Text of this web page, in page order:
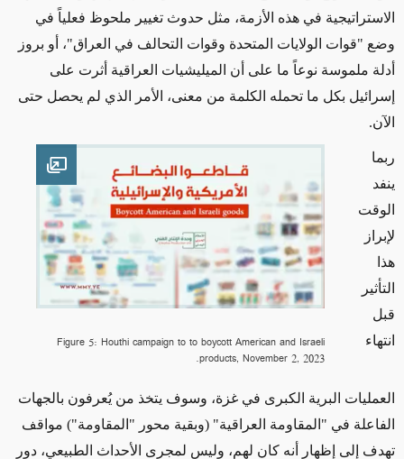
الاستراتيجية في هذه الأزمة، مثل حدوث تغيير ملحوظ فعلياً في
وضع "قوات الولايات المتحدة وقوات التحالف في العراق"، أو بروز
أدلة ملموسة نوعاً ما على أن الميليشيات العراقية أثرت على
إسرائيل بكل ما تحمله الكلمة من معنى، الأمر الذي لم يحصل حتى
الآن.
image
Figure 5: Houthi campaign to to boycott American and Israeli
products, November 2, 2023.
ربما
ينفد
الوقت
لإبراز
هذا
التأثير
قبل
انتهاء
العمليات البرية الكبرى في غزة، وسوف يتخذ من يُعرفون بالجهات
الفاعلة في "المقاومة العراقية" (وبقية محور "المقاومة") مواقف
تهدف إلى إظهار أنه كان لهم، وليس لمجرى الأحداث الطبيعي، دور